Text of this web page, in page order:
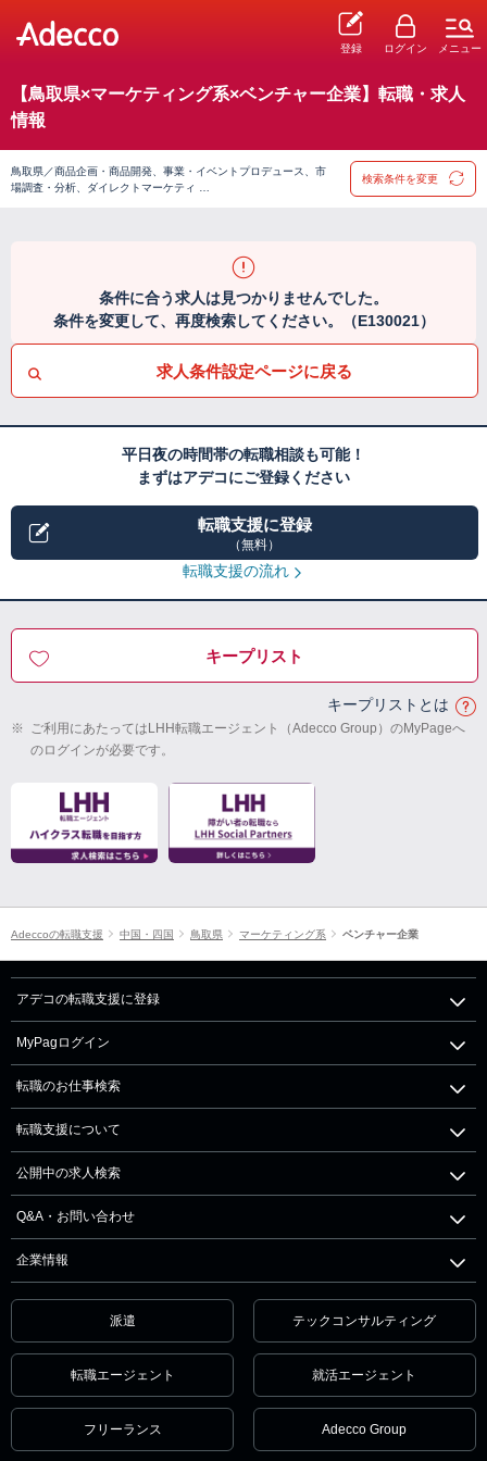
登録 ログイン メニュー
【鳥取県×マーケティング系×ベンチャー企業】転職・求人
情報
鳥取県／商品企画・商品開発、事業・イベントプロデュース、市
場調査・分析、ダイレクトマーケティ …
検索条件を変更
条件に合う求人は見つかりませんでした。
条件を変更して、再度検索してください。（E130021）
求人条件設定ページに戻る
平日夜の時間帯の転職相談も可能！
まずはアデコにご登録ください
転職支援に登録
（無料）
転職支援の流れ
キープリスト
キープリストとは
※ ご利用にあたってはLHH転職エージェント（Adecco Group）のMyPageへ
のログインが必要です。
Adeccoの転職支援 中国・四国 鳥取県 マーケティング系 ベンチャー企業
アデコの転職支援に登録
MyPagログイン
転職のお仕事検索
転職支援について
公開中の求人検索
Q&A・お問い合わせ
企業情報
派遣 テックコンサルティング
転職エージェント 就活エージェント
フリーランス Adecco Group